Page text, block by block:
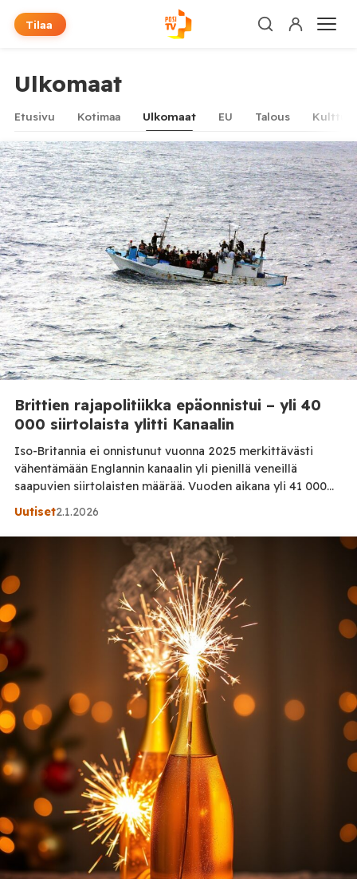
Tilaa
Ulkomaat
Etusivu Kotimaa Ulkomaat EU Talous
Brittien rajapolitiikka epäonnistui – yli 40
000 siirtolaista ylitti Kanaalin
Iso-Britannia ei onnistunut vuonna 2025 merkittävästi
vähentämään Englannin kanaalin yli pienillä veneillä
saapuvien siirtolaisten määrää. Vuoden aikana yli 41 000
ihmistä ylitti Kanaalin Ranskasta Britanniaan, mikä tekee
aloittamisen. Ainoastaan vuosi 2022 on ollut tätä
korkeampi. Brittihallituksen tavoitteena oli saada ylitysten
määrä selvään laskuun tiukennettujen rajatoimien,
lainsäädäntömuutosten ja Ranskan kanssa tehdyn […]
Uutiset2.1.2026